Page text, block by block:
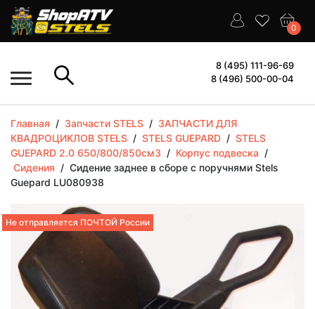
0
8 (495) 111-96-69
8 (496) 500-00-04
Главная / Запчасти STELS / ЗАПЧАСТИ ДЛЯ
КВАДРОЦИКЛОВ STELS / STELS GUEPARD / STELS
GUEPARD 2.0 650/800/850см3 / Корпус подвеска /
Сидения / Сидение заднее в сборе с поручнями Stels
Guepard LU080938
Не отправляется ПОЧТОЙ России